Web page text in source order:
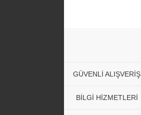
GÜVENLI ALIŞVERIŞ
BİLGİ HİZMETLERİ